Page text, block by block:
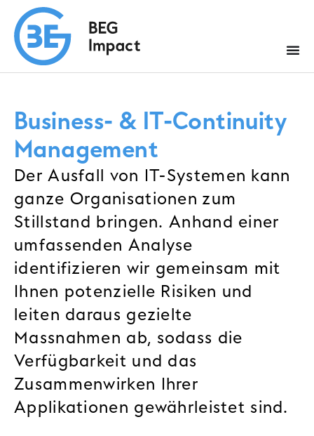
Business- & IT-Continuity
Management
Der Ausfall von IT-Systemen kann
ganze Organisationen zum
Stillstand bringen. Anhand einer
umfassenden Analyse
identifizieren wir gemeinsam mit
Ihnen potenzielle Risiken und
leiten daraus gezielte
Massnahmen ab, sodass die
Verfügbarkeit und das
Zusammenwirken Ihrer
Applikationen gewährleistet sind.